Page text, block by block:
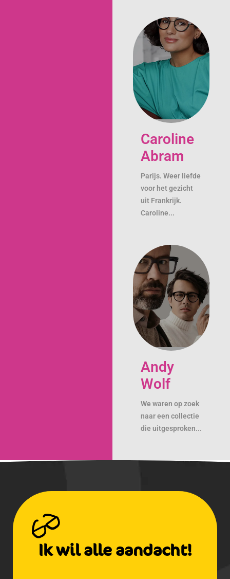
Caroline
Abram
Parijs. Weer liefde
voor het gezicht
uit Frankrijk.
Caroline...
Andy
Wolf
We waren op zoek
naar een collectie
die uitgesproken...
Ik wil alle aandacht!